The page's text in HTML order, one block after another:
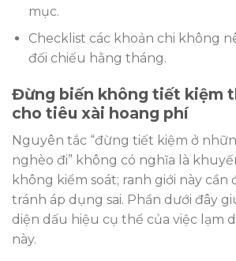
mục.
Checklist các khoản chi không
đối chiếu hằng tháng.
Đừng biến không tiết kiệm
cho tiêu xài hoang phí
Nguyên tắc “đừng tiết kiệm ở
nghèo đi” không có nghĩa là
không kiểm soát; ranh giới này cần
tránh áp dụng sai. Phần dưới đây
diện dấu hiệu cụ thể của việc lạm
này.